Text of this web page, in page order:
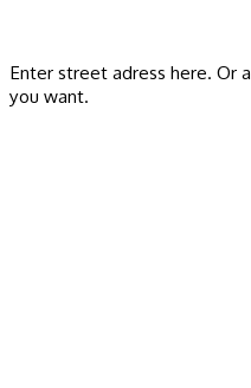
Enter street adress here. Or
you want.